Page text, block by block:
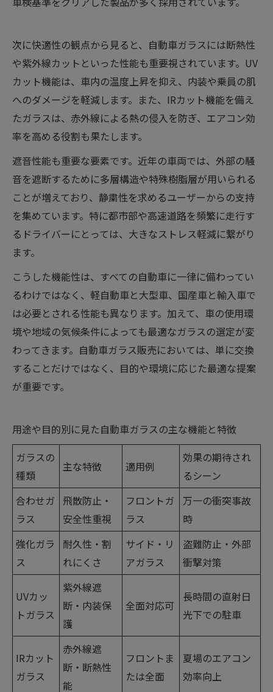
次に快適性の観点から見ると、自動車ガラスには断熱性
や紫外線カットといった性能も重要視されています。UV
カット機能は、車内の温度上昇を抑え、内装や乗員の肌
へのダメージを軽減します。また、IRカット機能を備え
たガラスは、赤外線による熱の侵入を防ぎ、エアコン効
率を高める役割も果たします。
遮音性能も重要な要素です。近年の車両では、外部の騒
音を遮断するために多層構造や特殊樹脂層が用いられる
ことが増えており、静粛性を求めるユーザーからの支持
を集めています。特に都市部や高速道路を頻繁に走行す
るドライバーにとっては、大きなストレス軽減に繋がり
ます。
こうした機能性は、すべての自動車に一律に備わってい
るわけではなく、軽自動車と大型車、国産車と輸入車で
は必要とされる性能も異なります。加えて、車の使用環
境や地域の気候条件によっても最適なガラスの選定が変
わってきます。自動車ガラス販売においては、単に交換
することだけではなく、目的や環境に応じた最適な提案
が重要です。
用途や目的別に見た自動車ガラスの主な機能と特徴
ガラスの
種類
主な特徴 適用例
効果の期待され
るシーン
合わせガ
ラス
飛散防止・
安全性重視
フロントガ
ラス
万一の衝突事故
時
強化ガラ
ス
耐久性・割
れにくさ
サイド・リ
アガラス
盗難防止・外部
衝撃対策
UVカッ
トガラス
紫外線遮
断・内装保
護
全面対応可
長時間の直射日
光下での駐車
IRカット
ガラス
赤外線遮
断・断熱性
能
フロントま
たは全面
夏場のエアコン
効率向上